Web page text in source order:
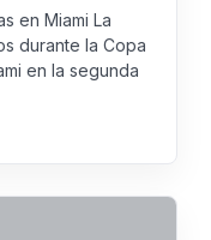
en Miami La
durante la Copa
en la segunda